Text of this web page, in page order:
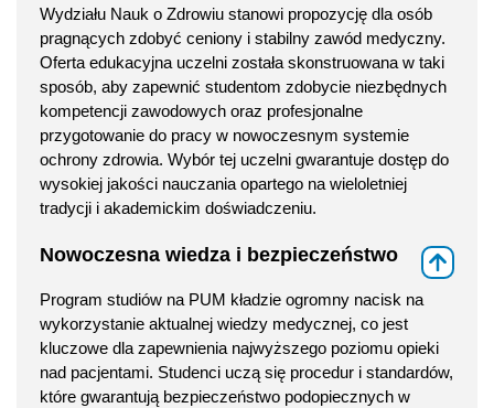
Wydziału Nauk o Zdrowiu stanowi propozycję dla osób
pragnących zdobyć ceniony i stabilny zawód medyczny.
Oferta edukacyjna uczelni została skonstruowana w taki
sposób, aby zapewnić studentom zdobycie niezbędnych
kompetencji zawodowych oraz profesjonalne
przygotowanie do pracy w nowoczesnym systemie
ochrony zdrowia. Wybór tej uczelni gwarantuje dostęp do
wysokiej jakości nauczania opartego na wieloletniej
tradycji i akademickim doświadczeniu.
Nowoczesna wiedza i bezpieczeństwo
Program studiów na PUM kładzie ogromny nacisk na
wykorzystanie aktualnej wiedzy medycznej, co jest
kluczowe dla zapewnienia najwyższego poziomu opieki
nad pacjentami. Studenci uczą się procedur i standardów,
które gwarantują bezpieczeństwo podopiecznych w